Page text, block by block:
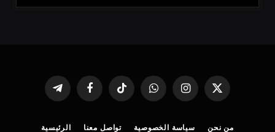
X
الانستغرامواتساب تيكتوك فيسبوك تيلقرام
من نحن سياسة الخصوصية تواصل معنا الرئيسية